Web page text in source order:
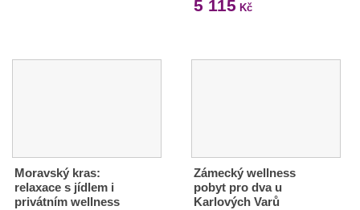
5 115 Kč
Moravský kras:
relaxace s jídlem i
privátním wellness
Zámecký wellness
pobyt pro dva u
Karlových Varů